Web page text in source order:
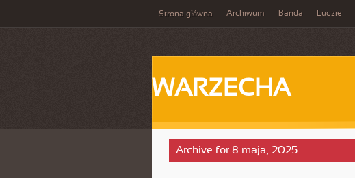
Strona główna Archiwum Banda Ludzie
WARZECHA
Archive for 8 maja, 2025